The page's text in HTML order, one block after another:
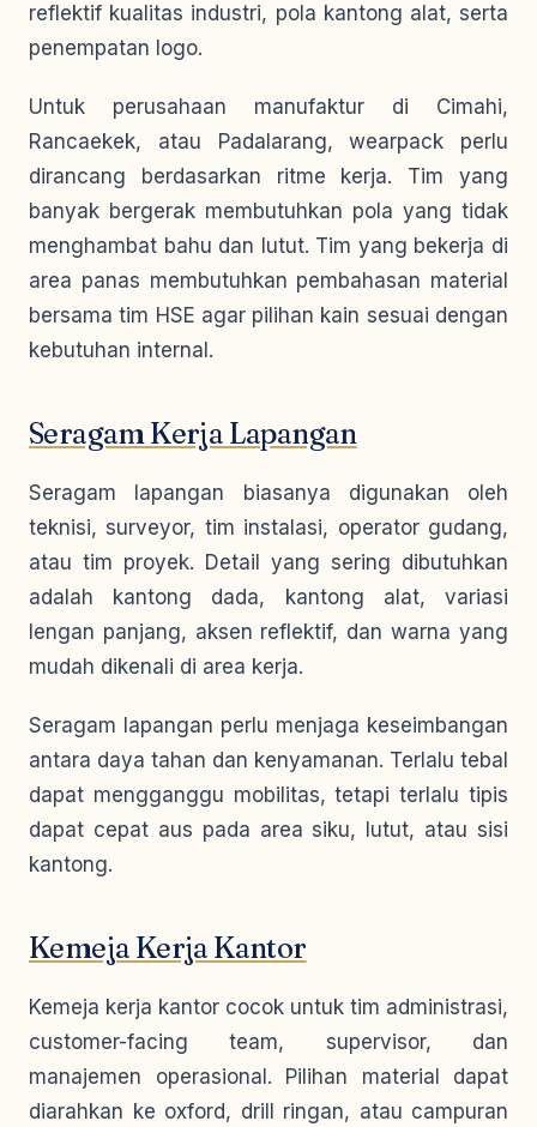
reflektif kualitas industri, pola kantong alat, serta
penempatan logo.
Untuk perusahaan manufaktur di Cimahi,
Rancaekek, atau Padalarang, wearpack perlu
dirancang berdasarkan ritme kerja. Tim yang
banyak bergerak membutuhkan pola yang tidak
menghambat bahu dan lutut. Tim yang bekerja di
area panas membutuhkan pembahasan material
bersama tim HSE agar pilihan kain sesuai dengan
kebutuhan internal.
Seragam Kerja Lapangan
Seragam lapangan biasanya digunakan oleh
teknisi, surveyor, tim instalasi, operator gudang,
atau tim proyek. Detail yang sering dibutuhkan
adalah kantong dada, kantong alat, variasi
lengan panjang, aksen reflektif, dan warna yang
mudah dikenali di area kerja.
Seragam lapangan perlu menjaga keseimbangan
antara daya tahan dan kenyamanan. Terlalu tebal
dapat mengganggu mobilitas, tetapi terlalu tipis
dapat cepat aus pada area siku, lutut, atau sisi
kantong.
Kemeja Kerja Kantor
Kemeja kerja kantor cocok untuk tim administrasi,
customer-facing team, supervisor, dan
manajemen operasional. Pilihan material dapat
diarahkan ke oxford, drill ringan, atau campuran